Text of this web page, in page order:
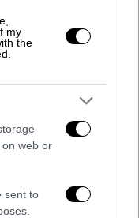
my
the
web or
sent to
να
απ' τη
της
λευκό
καρέκλες
πολλές
την
στην
των